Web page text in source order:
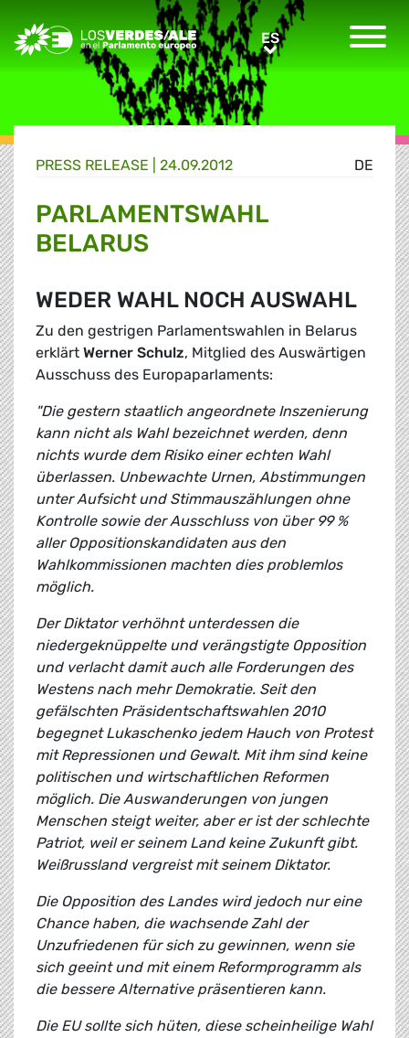
Greens/EFA Home ESES
DE
PRESS RELEASE | 24.09.2012
PARLAMENTSWAHL
BELARUS
WEDER WAHL NOCH AUSWAHL
Zu den gestrigen Parlamentswahlen in Belarus
erklärt Werner Schulz, Mitglied des Auswärtigen
Ausschuss des Europaparlaments:
"Die gestern staatlich angeordnete Inszenierung
kann nicht als Wahl bezeichnet werden, denn
nichts wurde dem Risiko einer echten Wahl
überlassen. Unbewachte Urnen, Abstimmungen
unter Aufsicht und Stimmauszählungen ohne
Kontrolle sowie der Ausschluss von über 99 %
aller Oppositionskandidaten aus den
Wahlkommissionen machten dies problemlos
möglich.
Der Diktator verhöhnt unterdessen die
niedergeknüppelte und verängstigte Opposition
und verlacht damit auch alle Forderungen des
Westens nach mehr Demokratie. Seit den
gefälschten Präsidentschaftswahlen 2010
begegnet Lukaschenko jedem Hauch von Protest
mit Repressionen und Gewalt. Mit ihm sind keine
politischen und wirtschaftlichen Reformen
möglich. Die Auswanderungen von jungen
Menschen steigt weiter, aber er ist der schlechte
Patriot, weil er seinem Land keine Zukunft gibt.
Weißrussland vergreist mit seinem Diktator.
Die Opposition des Landes wird jedoch nur eine
Chance haben, die wachsende Zahl der
Unzufriedenen für sich zu gewinnen, wenn sie
sich geeint und mit einem Reformprogramm als
die bessere Alternative präsentieren kann.
Die EU sollte sich hüten, diese scheinheilige Wahl